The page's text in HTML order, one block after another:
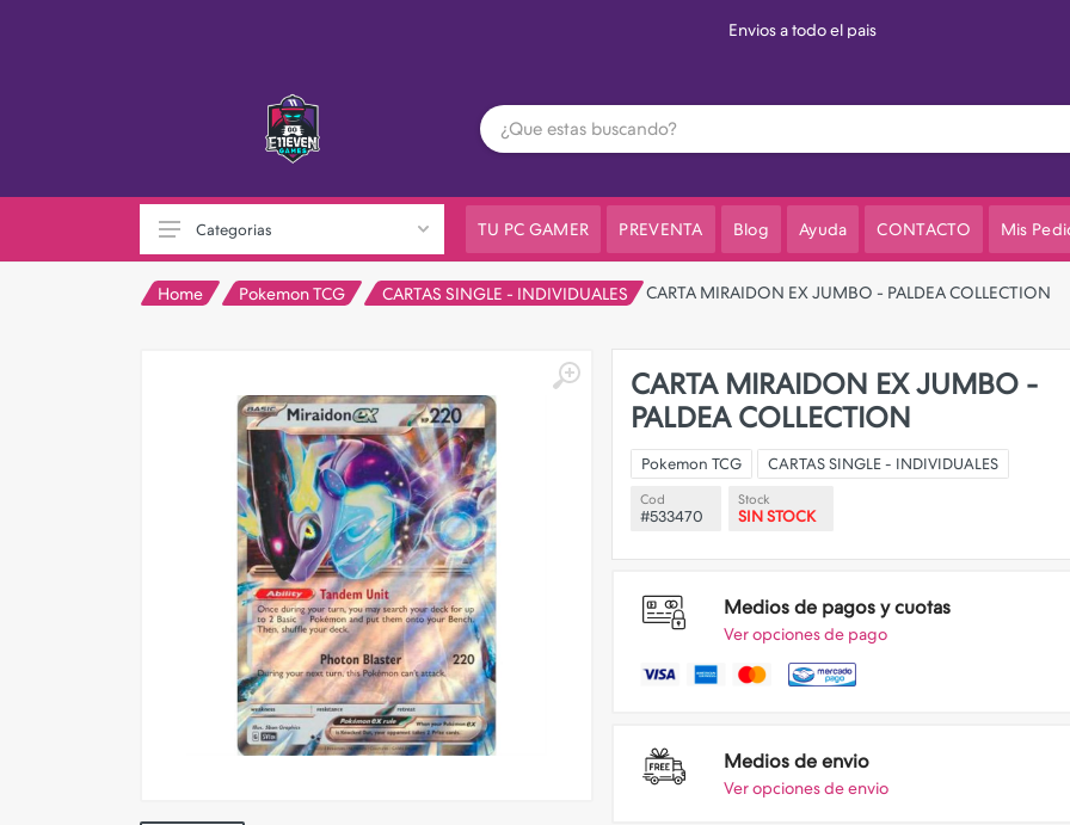
3 cuotas sin interes en el valor de lista
Otras consolas
Pokemon TCG
SEMINUEVOS
Componentes PC
Gafas Gamer
Notebooks
Categorias TU PC GAMER PREVENTA Blog Ayuda CONTACTO Mis
Home Pokemon TCG CARTAS SINGLE - INDIVIDUALES CARTA MIRAIDON EX JUMBO - PALDEA COLLECTION
CARTA MIRAIDON EX JUMBO -
PALDEA COLLECTION
Pokemon TCG CARTAS SINGLE - INDIVIDUALES
Cod
#533470
Stock
SIN STOCK
Medios de pagos y cuotas
Ver opciones de pago
Medios de envio
Ver opciones de envio